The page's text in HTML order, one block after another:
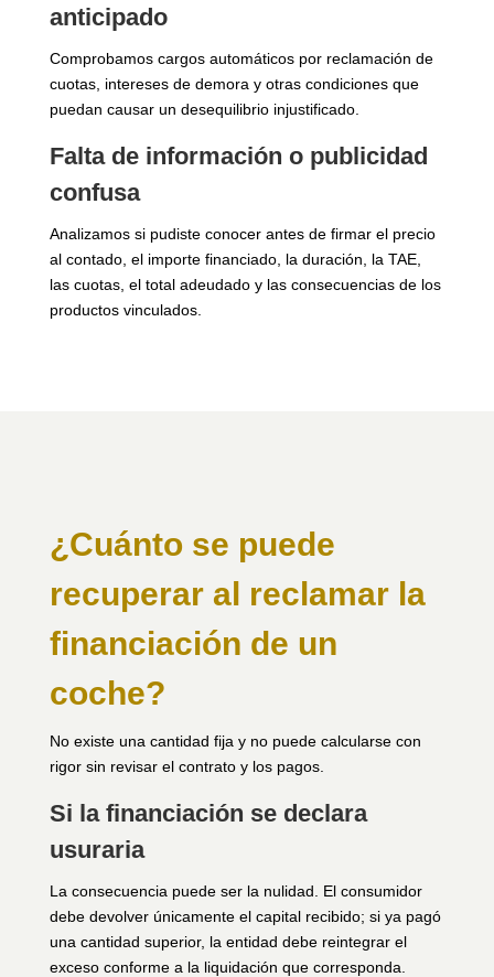
anticipado
Comprobamos cargos automáticos por reclamación de
cuotas, intereses de demora y otras condiciones que
puedan causar un desequilibrio injustificado.
Falta de información o publicidad
confusa
Analizamos si pudiste conocer antes de firmar el precio
al contado, el importe financiado, la duración, la TAE,
las cuotas, el total adeudado y las consecuencias de los
productos vinculados.
¿Cuánto se puede
recuperar al reclamar la
financiación de un
coche?
No existe una cantidad fija y no puede calcularse con
rigor sin revisar el contrato y los pagos.
Si la financiación se declara
usuraria
La consecuencia puede ser la nulidad. El consumidor
debe devolver únicamente el capital recibido; si ya pagó
una cantidad superior, la entidad debe reintegrar el
exceso conforme a la liquidación que corresponda.